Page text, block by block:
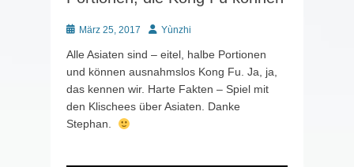
PostedMärz 25, 2017 AutorYùnzhi
Alle Asiaten sind – eitel, halbe Portionen
und können ausnahmslos Kong Fu. Ja, ja,
das kennen wir. Harte Fakten – Spiel mit
den Klischees über Asiaten. Danke
Stephan.